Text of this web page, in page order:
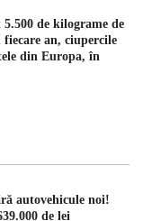
de kilograme de
an, ciupercile
din Europa, în
autovehicule noi!
de lei